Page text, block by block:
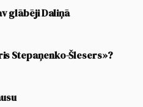
glābēji Daliņā
Stepaņenko-Šlesers»?